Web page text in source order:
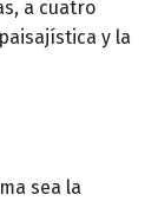
a cuatro
y la
sea la